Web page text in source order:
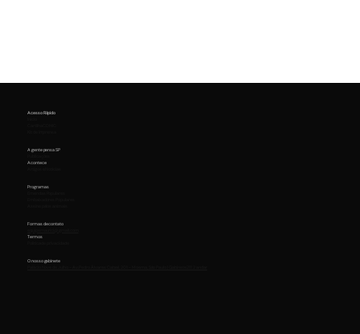
Acesso Rápido
A gente pensa SP
Acontece
Programas
Formas de contato
Termos
O nosso gabinete